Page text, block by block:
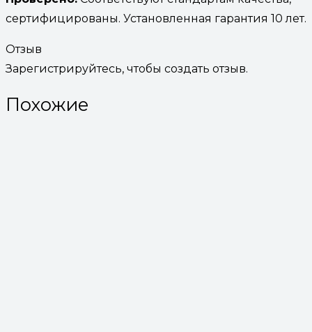
сертифицированы. Установленная гарантия 10 лет.
Отзыв
Зарегистрируйтесь, чтобы создать отзыв.
Похожие